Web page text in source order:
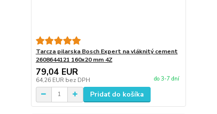
Tarcza pilarska Bosch Expert na vláknitý cement
2608644121 160x20 mm 4Z
79,04 EUR
64,26 EUR bez DPH do 3-7 dní
Pridať do košíka